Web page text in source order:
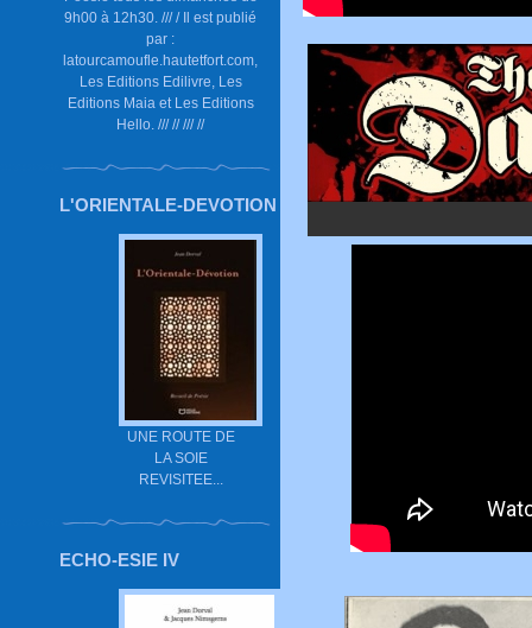
9h00 à 12h30. /// / Il est publié
par :
latourcamoufle.hautetfort.com,
Les Editions Edilivre, Les
Editions Maia et Les Editions
Hello. /// // /// //
L'ORIENTALE-DEVOTION
UNE ROUTE DE
LA SOIE
REVISITEE...
ECHO-ESIE IV